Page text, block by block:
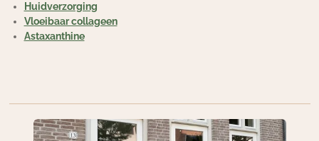
Huidverzorging
Vloeibaar collageen
Astaxanthine